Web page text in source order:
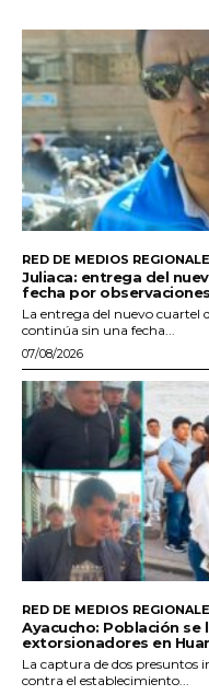
RED DE MEDIOS
Juliaca: entrega del
fecha por
La entrega del nuevo cuartel
continúa sin una fecha...
07/08/2026
RED DE MEDIOS
Ayacucho: Población
extorsionadores en
La captura de dos presuntos
contra el establecimiento...